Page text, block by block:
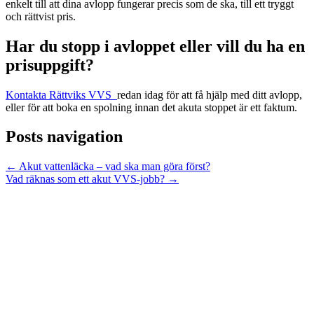
enkelt till att dina avlopp fungerar precis som de ska, till ett tryggt
och rättvist pris.
Har du stopp i avloppet eller vill du ha en
prisuppgift?
Kontakta Rättviks VVS redan idag för att få hjälp med ditt avlopp,
eller för att boka en spolning innan det akuta stoppet är ett faktum.
Posts navigation
← Akut vattenläcka – vad ska man göra först?
Vad räknas som ett akut VVS-jobb? →